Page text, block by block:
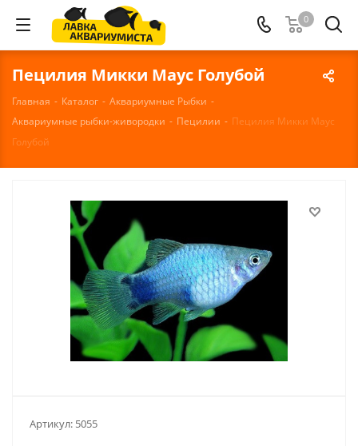
0
Пецилия Микки Маус Голубой
Главная - Каталог - Аквариумные Рыбки -
Аквариумные рыбки-живородки - Пецилии - Пецилия Микки Маус
Голубой
Артикул: 5055